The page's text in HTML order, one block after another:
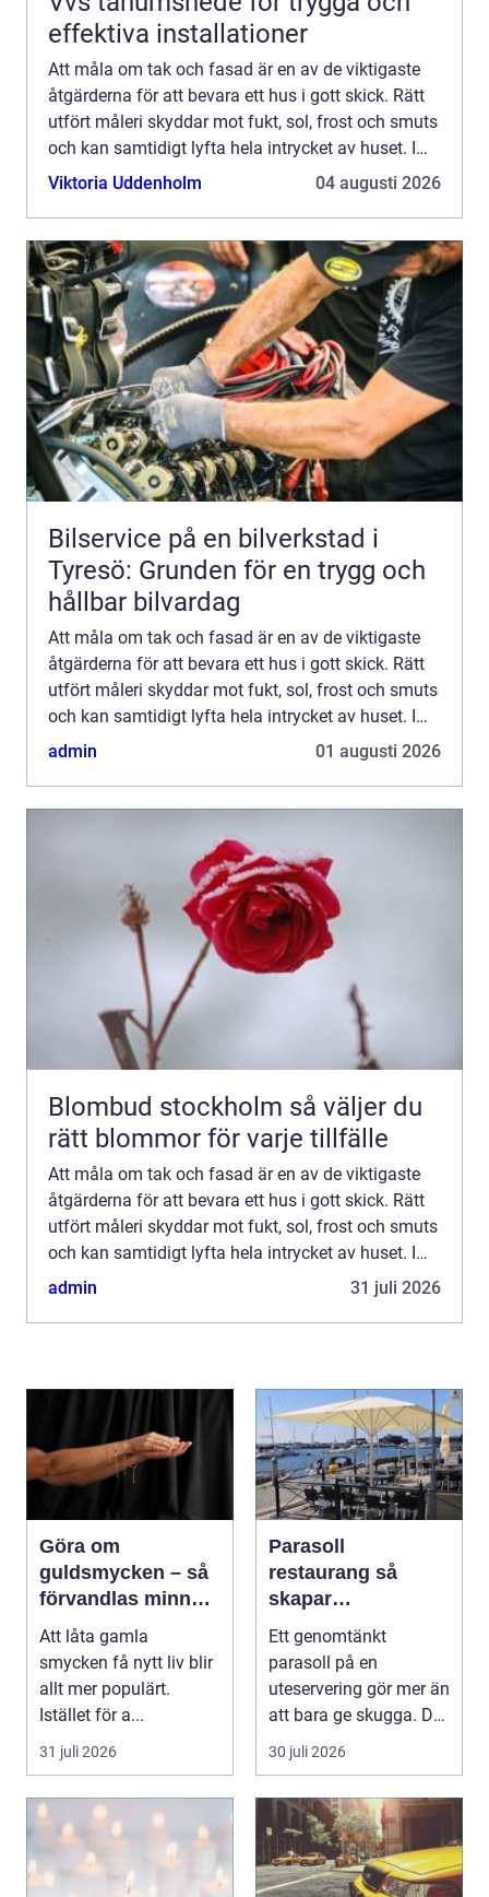
effektiva installationer
Att måla om tak och fasad är en av de viktigaste
åtgärderna för att bevara ett hus i gott skick. Rätt
utfört måleri skyddar mot fukt, sol, frost och smuts
och kan samtidigt lyfta hela intrycket av huset. I
Jönköping, där klimatet skiftar mellan regn,...
Viktoria Uddenholm 04 augusti 2026
Bilservice på en bilverkstad i
Tyresö: Grunden för en trygg och
hållbar bilvardag
Att måla om tak och fasad är en av de viktigaste
åtgärderna för att bevara ett hus i gott skick. Rätt
utfört måleri skyddar mot fukt, sol, frost och smuts
och kan samtidigt lyfta hela intrycket av huset. I
Jönköping, där klimatet skiftar mellan regn,...
admin 01 augusti 2026
Blombud stockholm så väljer du
rätt blommor för varje tillfälle
Att måla om tak och fasad är en av de viktigaste
åtgärderna för att bevara ett hus i gott skick. Rätt
utfört måleri skyddar mot fukt, sol, frost och smuts
och kan samtidigt lyfta hela intrycket av huset. I
Jönköping, där klimatet skiftar mellan regn,...
admin 31 juli 2026
Göra om
guldsmycken – så
förvandlas minnen
till nya favoriter
Att låta gamla
smycken få nytt liv blir
allt mer populärt.
Istället för a...
31 juli 2026
Parasoll
restaurang så
skapar
uteserveringen rätt
känsla året runt
Ett genomtänkt
parasoll på en
uteservering gör mer än
att bara ge skugga. Det
påverkar hur länge
gäs...
30 juli 2026